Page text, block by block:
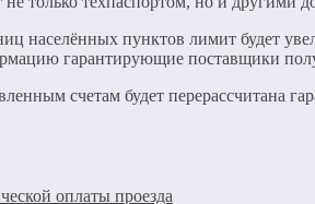
пунктов лимит будет
гарантирующие поставщики
счетам будет
оплаты проезда